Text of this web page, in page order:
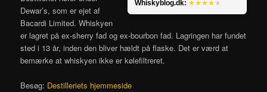
Whiskyblog.dk: ★★★★ ★
Dewar’s, som er ejet af
Bacardi Limited. Whiskyen
er lagret på ex-sherry fad og ex-bourbon fad. Lagringen har fundet
sted i 13 år, inden den bliver hældt på flaske. Det er værd at
bemærke at whiskyen ikke er kølefiltreret.
Besøg: Destilleriets hjemmeside